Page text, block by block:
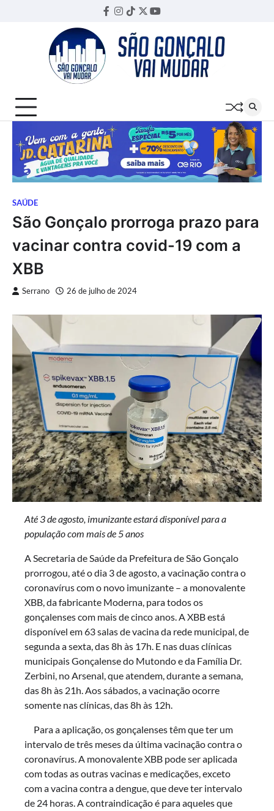
Facebook
Instagram
TikTok
TwitterYouTube
SAÚDE
São Gonçalo prorroga prazo para
vacinar contra covid-19 com a
XBB
Serrano 26 de julho de 2024
Até 3 de agosto, imunizante estará disponível para a
população com mais de 5 anos
A Secretaria de Saúde da Prefeitura de São Gonçalo
prorrogou, até o dia 3 de agosto, a vacinação contra o
coronavírus com o novo imunizante – a monovalente
XBB, da fabricante Moderna, para todos os
gonçalenses com mais de cinco anos. A XBB está
disponível em 63 salas de vacina da rede municipal, de
segunda a sexta, das 8h às 17h. E nas duas clínicas
municipais Gonçalense do Mutondo e da Família Dr.
Zerbini, no Arsenal, que atendem, durante a semana,
das 8h às 21h. Aos sábados, a vacinação ocorre
somente nas clínicas, das 8h às 12h.
Para a aplicação, os gonçalenses têm que ter um
intervalo de três meses da última vacinação contra o
coronavírus. A monovalente XBB pode ser aplicada
com todas as outras vacinas e medicações, exceto
com a vacina contra a dengue, que deve ter intervalo
de 24 horas. A contraindicação é para aqueles que